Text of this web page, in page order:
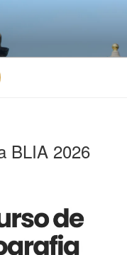
BLIA 2026